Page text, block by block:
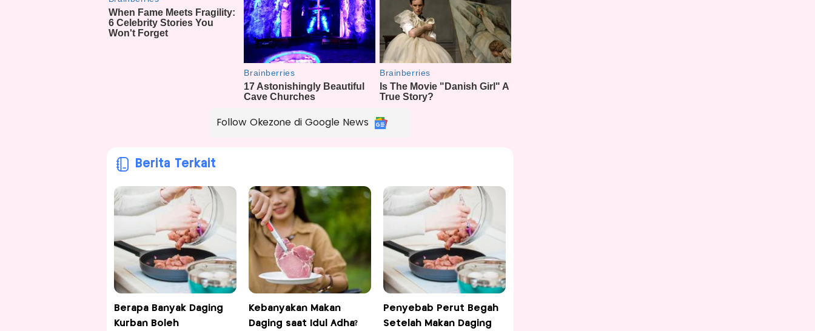
Follow Okezone di Google News
Berita Terkait
Berapa Banyak Daging
Kurban Boleh
Kebanyakan Makan
Daging saat Idul Adha?
Penyebab Perut Begah
Setelah Makan Daging